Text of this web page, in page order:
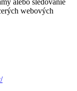
alebo sledovanie
webových